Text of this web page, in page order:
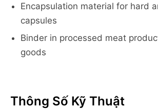
Encapsulation material for hard
capsules
Binder in processed meat
goods
Thông Số Kỹ Thuật